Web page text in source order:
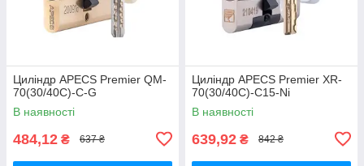
Циліндр APECS Premier QM-
70(30/40C)-C-G
В наявності
484,12 ₴ 637 ₴
Циліндр APECS Premier XR-
70(30/40C)-C15-Ni
В наявності
639,92 ₴ 842 ₴